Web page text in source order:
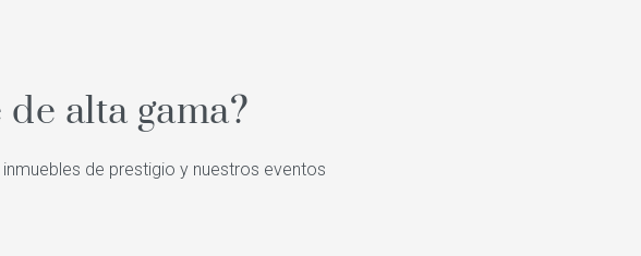
alta gama?
de prestigio y nuestros eventos